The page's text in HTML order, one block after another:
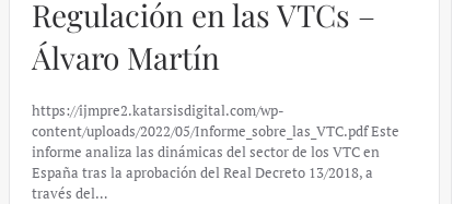
Regulación en las VTCs –
Álvaro Martín
https://ijmpre2.katarsisdigital.com/wp-
content/uploads/2022/05/Informe_sobre_las_VTC.pdf Este
informe analiza las dinámicas del sector de los VTC en
España tras la aprobación del Real Decreto 13/2018, a
través del…